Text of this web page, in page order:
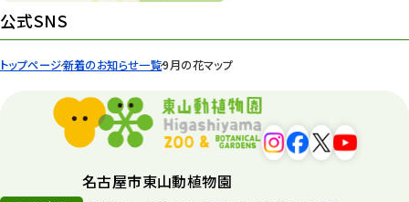
トップページ新着のお知らせ一覧9月の花マップ
公式SNS
名古屋市東山動植物園